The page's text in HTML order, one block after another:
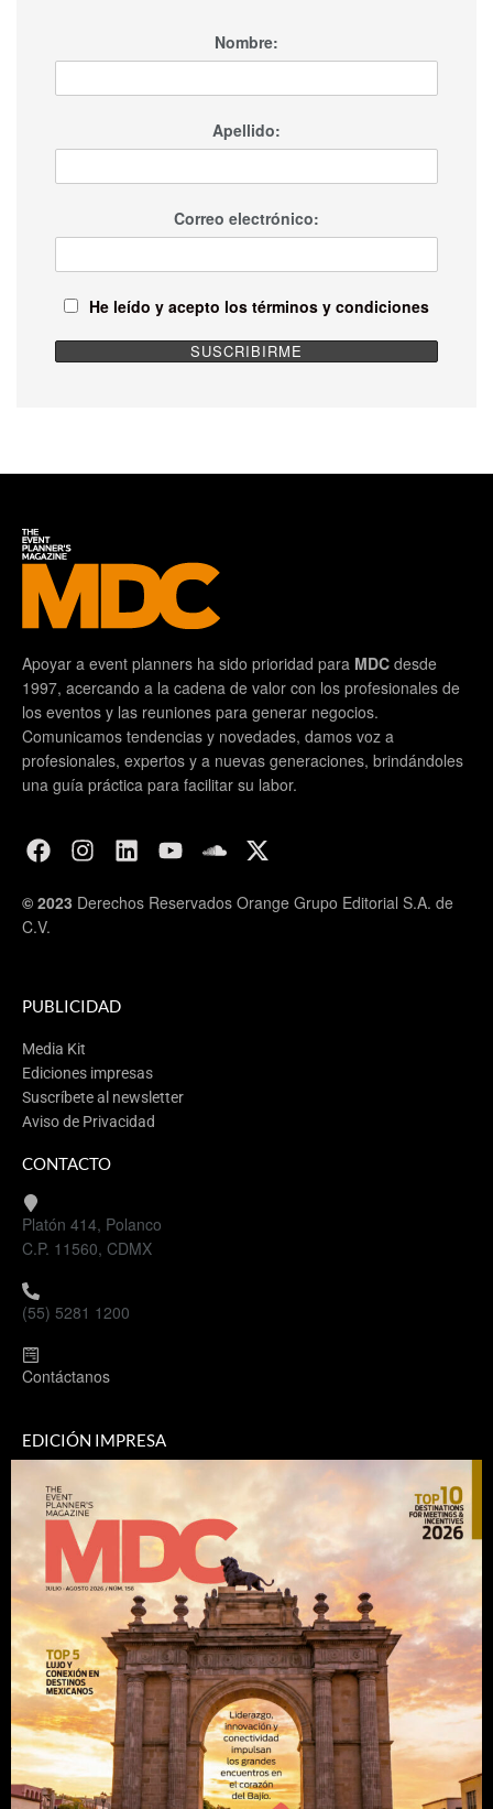
Nombre:
Apellido:
Correo electrónico:
He leído y acepto los términos y condiciones
Apoyar a event planners ha sido prioridad para MDC desde
1997, acercando a la cadena de valor con los profesionales de
los eventos y las reuniones para generar negocios.
Comunicamos tendencias y novedades, damos voz a
profesionales, expertos y a nuevas generaciones, brindándoles
una guía práctica para facilitar su labor.
© 2023 Derechos Reservados Orange Grupo Editorial S.A. de
C.V.
PUBLICIDAD
Media Kit
Ediciones impresas
Suscríbete al newsletter
Aviso de Privacidad
CONTACTO
Platón 414, Polanco
C.P. 11560, CDMX
(55) 5281 1200
Contáctanos
EDICIÓN IMPRESA